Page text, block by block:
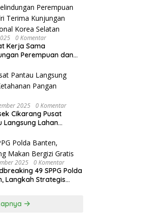
Kota .
0 Komentar
Kerja Sama
Perempuan dan
Delegasi Kepolisian
Korea Selatan
2025 0 Komentar
Cikarang Pusat
Langsung Lahan
Nasional
2025 0 Komentar
49 SPPG Polda
Langkah Strategis